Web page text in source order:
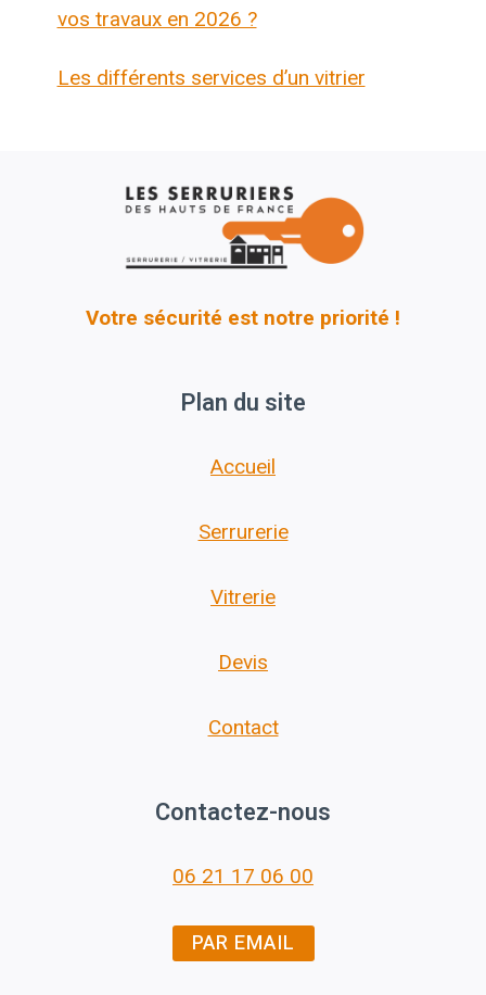
vos travaux en 2026 ?
Les différents services d’un vitrier
Votre sécurité est notre priorité !
Plan du site
Accueil
Serrurerie
Vitrerie
Devis
Contact
Contactez-nous
06 21 17 06 00
PAR EMAIL